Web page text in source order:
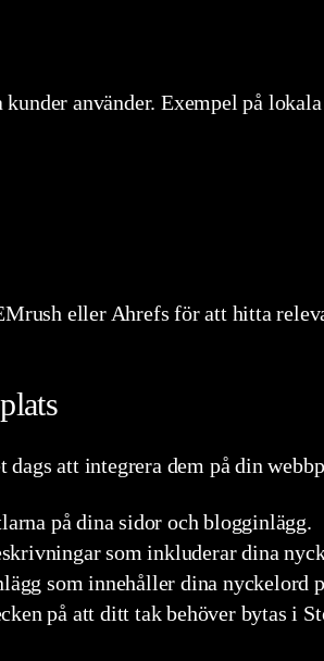
använder. Exempel på
eller Ahrefs för att hitta
att integrera dem på din
på dina sidor och blogginlägg.
som inkluderar dina
som innehåller dina nyckelord
på att ditt tak behöver bytas i